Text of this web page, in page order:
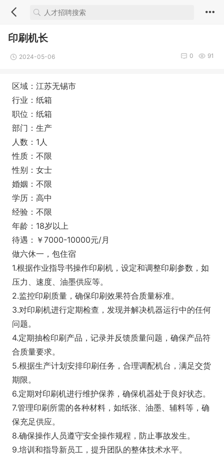
印刷机长
2024-05-06 91
0
区域：江苏无锡市
行业：纸箱
职位：纸箱
部门：生产
人数：1人
性质：不限
性别：女士
婚姻：不限
学历：高中
经验：不限
年龄：18岁以上
待遇：￥7000-10000元/月
做六休一，包住宿
1.根据作业指导书操作印刷机，设定和调整印刷参数，如
压力、速度、油墨供应等。
2.监控印刷质量，确保印刷效果符合质量标准。
3.对印刷机进行定期检查，发现并解决机器运行中的任何
问题。
4.定期抽检印刷产品，记录并反馈质量问题，确保产品符
合质量要求。
5.根据生产计划安排印刷任务，合理调配机台，满足交货
期限。
6.定期对印刷机进行维护保养，确保机器处于良好状态。
7.管理印刷所需的各种材料，如纸张、油墨、辅料等，确
保充足供应。
8.确保操作人员遵守安全操作规程，防止事故发生。
9.培训和指导新员工，提升团队的整体技术水平。